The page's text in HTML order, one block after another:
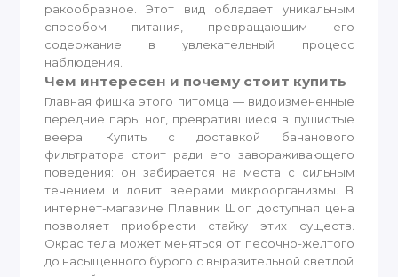
ракообразное. Этот вид обладает уникальным
способом питания, превращающим его
содержание в увлекательный процесс
наблюдения.
Чем интересен и почему стоит купить
Главная фишка этого питомца — видоизмененные
передние пары ног, превратившиеся в пушистые
веера. Купить с доставкой бананового
фильтратора стоит ради его завораживающего
поведения: он забирается на места с сильным
течением и ловит веерами микроорганизмы. В
интернет-магазине Плавник Шоп доступная цена
позволяет приобрести стайку этих существ.
Окрас тела может меняться от песочно-желтого
до насыщенного бурого с выразительной светлой